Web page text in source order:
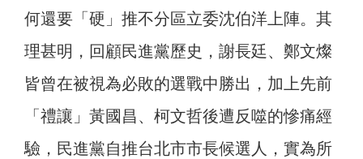
何還要「硬」推不分區立委沈伯洋上陣。其
理甚明，回顧民進黨歷史，謝長廷、鄭文燦
皆曾在被視為必敗的選戰中勝出，加上先前
「禮讓」黃國昌、柯文哲後遭反噬的慘痛經
驗，民進黨自推台北市市長候選人，實為所